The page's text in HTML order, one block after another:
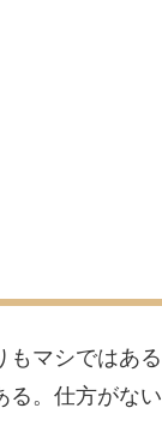
マシではある
る。仕方がない